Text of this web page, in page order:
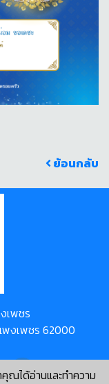
ย้อนกลับ
ณได้อ่านและทำความ
เพชร
พงเพชร 62000